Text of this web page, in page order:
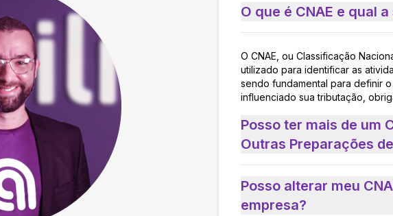
O que é CNAE e qual
O CNAE, ou Classificação
utilizado para identificar as
sendo fundamental para definir
influenciado sua tributação,
Posso ter mais de um
Outras Preparações
Posso alterar meu
empresa?